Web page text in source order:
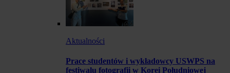
Aktualności
Prace studentów i wykładowcy USWPS na
festiwalu fotografii w Korei Południowej